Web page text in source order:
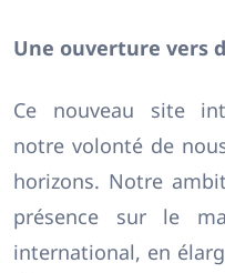
Une ouverture vers
Ce nouveau site
notre volonté de
horizons. Notre
présence sur le
international, en